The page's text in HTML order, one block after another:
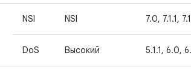
NSI NSI 7.0, 7.1.1,
DoS Высокий 5.1.1, 6.0,